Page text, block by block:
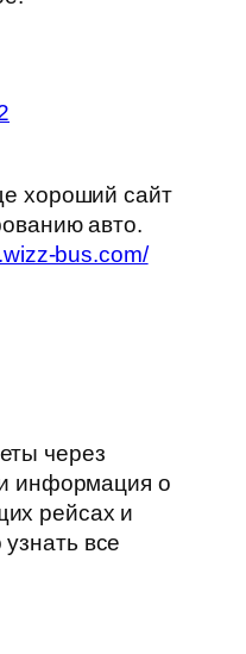
хороший сайт
авто.
bus.com/
через
информация о
рейсах и
все